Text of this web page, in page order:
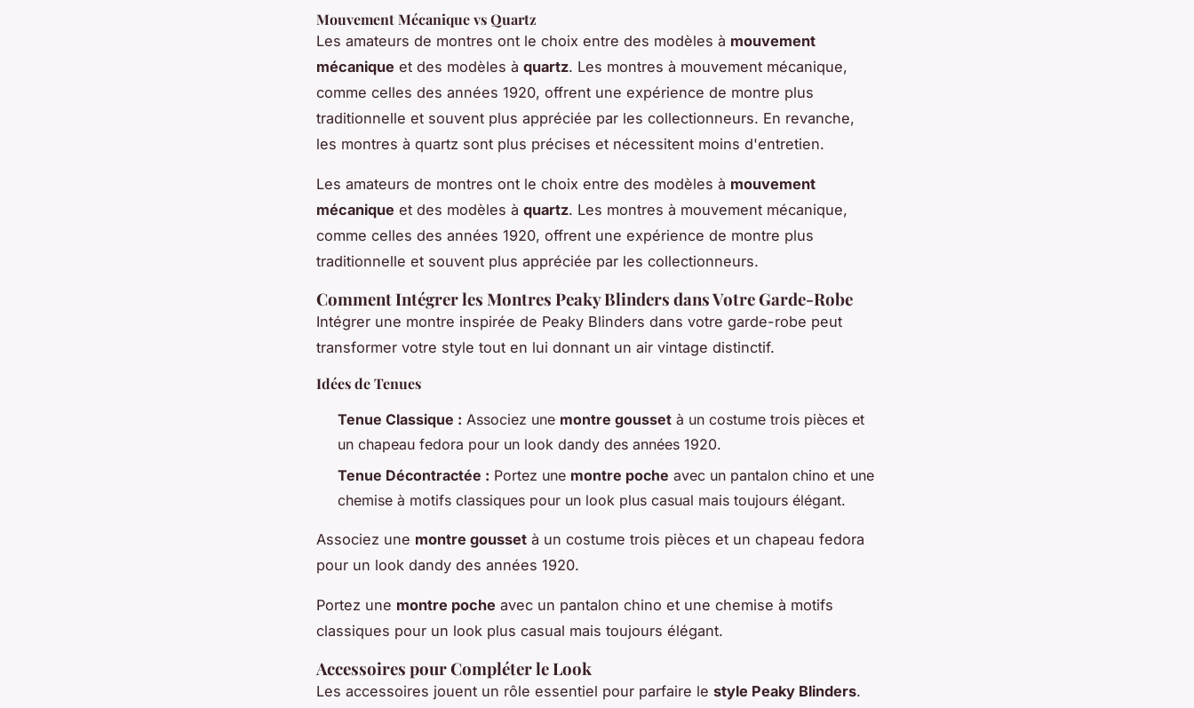
Mouvement Mécanique vs Quartz
Les amateurs de montres ont le choix entre des modèles à mouvement
mécanique et des modèles à quartz. Les montres à mouvement mécanique,
comme celles des années 1920, offrent une expérience de montre plus
traditionnelle et souvent plus appréciée par les collectionneurs. En revanche,
les montres à quartz sont plus précises et nécessitent moins d'entretien.
Les amateurs de montres ont le choix entre des modèles à mouvement
mécanique et des modèles à quartz. Les montres à mouvement mécanique,
comme celles des années 1920, offrent une expérience de montre plus
traditionnelle et souvent plus appréciée par les collectionneurs.
Comment Intégrer les Montres Peaky Blinders dans Votre Garde-Robe
Intégrer une montre inspirée de Peaky Blinders dans votre garde-robe peut
transformer votre style tout en lui donnant un air vintage distinctif.
Idées de Tenues
Tenue Classique : Associez une montre gousset à un costume trois pièces et
un chapeau fedora pour un look dandy des années 1920.
Tenue Décontractée : Portez une montre poche avec un pantalon chino et une
chemise à motifs classiques pour un look plus casual mais toujours élégant.
Associez une montre gousset à un costume trois pièces et un chapeau fedora
pour un look dandy des années 1920.
Portez une montre poche avec un pantalon chino et une chemise à motifs
classiques pour un look plus casual mais toujours élégant.
Accessoires pour Compléter le Look
Les accessoires jouent un rôle essentiel pour parfaire le style Peaky Blinders.